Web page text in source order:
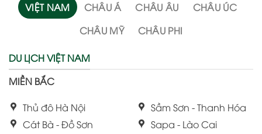
VIỆT NAM CHÂU Á CHÂU ÂU
CHÂU ÚC
CHÂU MỸ
CHÂU PHI
DU LỊCH VIỆT NAM
MIỀN BẮC
Thủ đô Hà Nội
Cát Bà - Đồ Sơn
Sầm Sơn - Thanh Hóa
Sapa - Lào Cai